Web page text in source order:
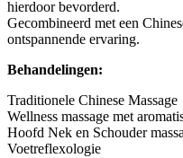
hierdoor bevorderd.
Gecombineerd met een
ontspannende ervaring.
Behandelingen:
Traditionele Chinese Massage
Wellness massage met
Hoofd Nek en Schouder
Voetreflexologie